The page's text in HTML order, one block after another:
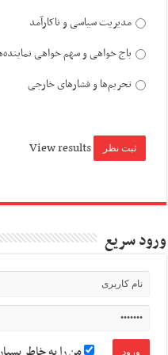
مدیریت سیاسی و ناکارآمد
باج خواهی و سهم خواهی
تحریم‌ها و فشارهای خارجی
View results
ورود سریع